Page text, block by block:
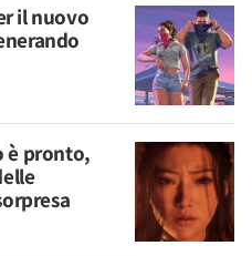
il nuovo
è pronto,